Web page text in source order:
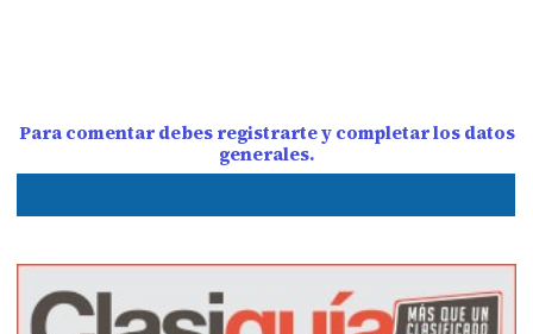
Para comentar debes registrarte y completar los datos
generales.